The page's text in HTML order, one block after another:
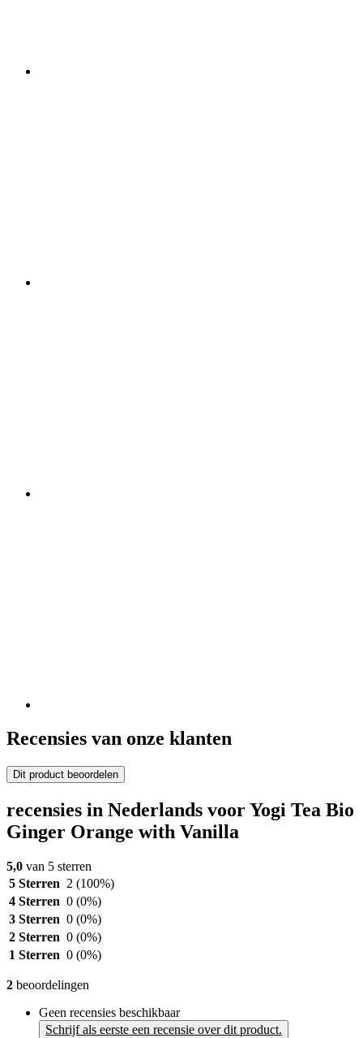
Recensies van onze klanten
Dit product beoordelen
recensies in Nederlands voor Yogi Tea Bio
Ginger Orange with Vanilla
5,0 van 5 sterren
5 Sterren 2 (100%)
4 Sterren 0 (0%)
3 Sterren 0 (0%)
2 Sterren 0 (0%)
1 Sterren 0 (0%)
2 beoordelingen
Geen recensies beschikbaar
Schrijf als eerste een recensie over dit product.